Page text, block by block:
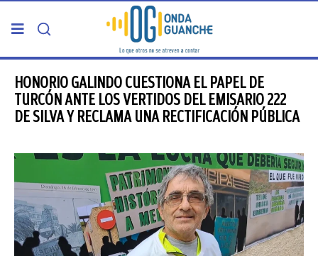
PORTADA
TELDE
GRAN CANARIA
CANARIAS
5ª COLUMNA
HONORIO GALINDO CUESTIONA EL PAPEL DE
TURCÓN ANTE LOS VERTIDOS DEL EMISARIO 222
DE SILVA Y RECLAMA UNA RECTIFICACIÓN PÚBLICA